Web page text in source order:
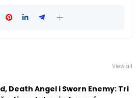
View all
Death Angel i Sworn Enemy: Tri